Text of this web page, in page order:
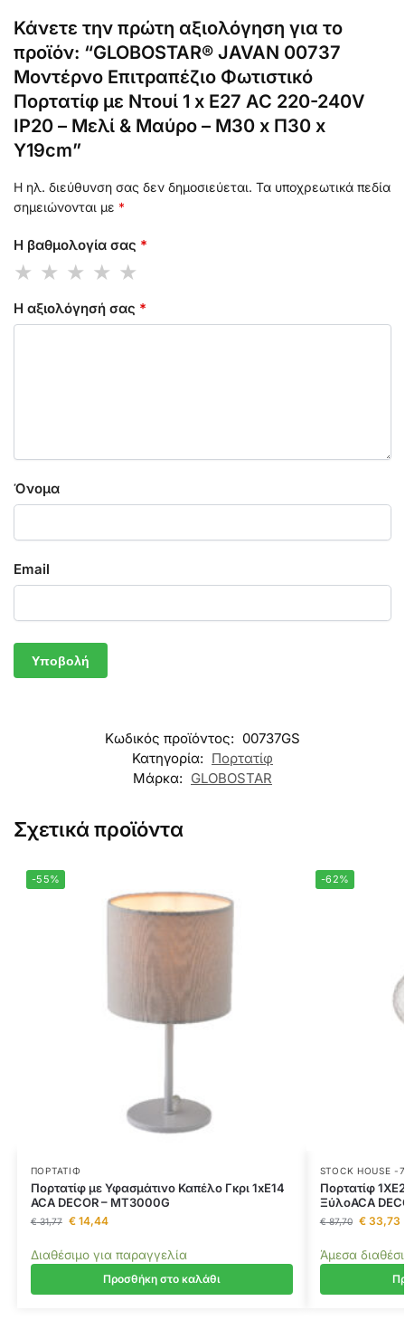
Κάνετε την πρώτη αξιολόγηση για το
προϊόν: “GLOBOSTAR® JAVAN 00737
Μοντέρνο Επιτραπέζιο Φωτιστικό
Πορτατίφ με Ντουί 1 x E27 AC 220-240V
IP20 – Μελί & Μαύρο – Μ30 x Π30 x
Y19cm”
Η ηλ. διεύθυνση σας δεν δημοσιεύεται. Τα υποχρεωτικά πεδία
σημειώνονται με *
Η βαθμολογία σας *
Η αξιολόγησή σας *
Όνομα
Email
Κωδικός προϊόντος: 00737GS
Κατηγορία: Πορτατίφ
Μάρκα: GLOBOSTAR
Σχετικά προϊόντα
-55%
ΠΟΡΤΑΤΊΦ
Πορτατίφ με Υφασμάτινο Καπέλο Γκρι 1xE14
ACA DECOR – MT3000G
€31,77 €14,44
Διαθέσιμο για παραγγελία
Προσθήκη στο καλάθι
-62%
STOCK HOUSE -
Πορτατίφ
ΞύλοACA
€87,70 €33,73
Άμεσα